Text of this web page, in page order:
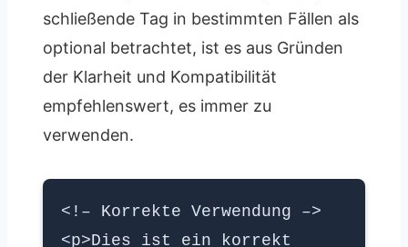
schließende Tag in bestimmten Fällen als
optional betrachtet, ist es aus Gründen
der Klarheit und Kompatibilität
empfehlenswert, es immer zu
verwenden.
<!– Korrekte Verwendung –>
<p>Dies ist ein korrekt